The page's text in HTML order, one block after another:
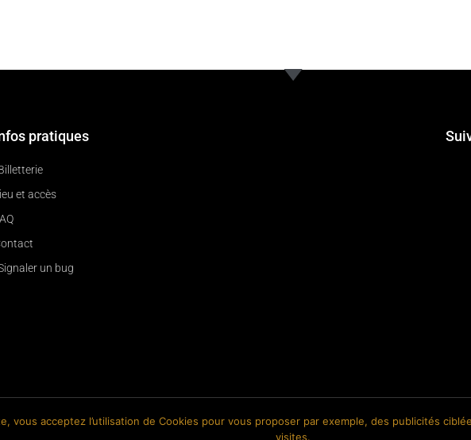
pratiques
et accès
un bug
vous acceptez l’utilisation de Cookies pour vous proposer par exemple, des publicités
visites.